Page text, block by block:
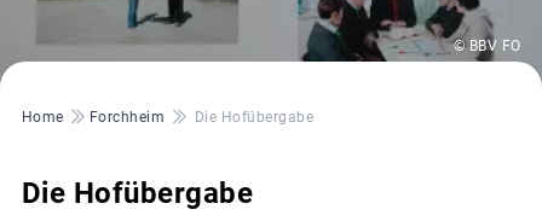
© BBV FO
Pfadnavigation
Home Forchheim Die Hofübergabe
Die Hofübergabe